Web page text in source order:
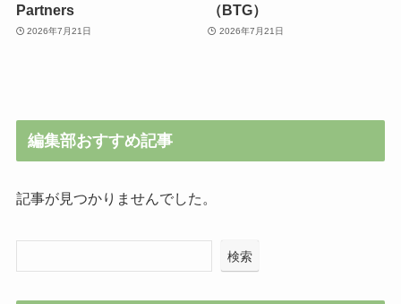
Partners
2026年7月21日
（BTG）
2026年7月21日
編集部おすすめ記事
記事が見つかりませんでした。
検索